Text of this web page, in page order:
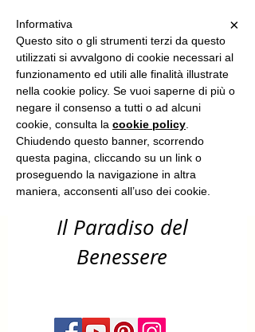
-benessere
corpo & capelli
-estetica &
solarium​
Il Paradiso del
Benessere
×
Informativa
Questo sito o gli strumenti terzi da questo
utilizzati si avvalgono di cookie necessari al
funzionamento ed utili alle finalità illustrate
nella cookie policy. Se vuoi saperne di più o
negare il consenso a tutti o ad alcuni
cookie, consulta la cookie policy
Chiudendo questo banner, scorrendo
questa pagina, cliccando su un link o
proseguendo la navigazione in altra
maniera, acconsenti all’uso dei cookie.